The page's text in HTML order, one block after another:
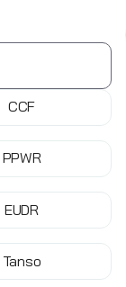
CCF
PPWR
EUDR
Tanso